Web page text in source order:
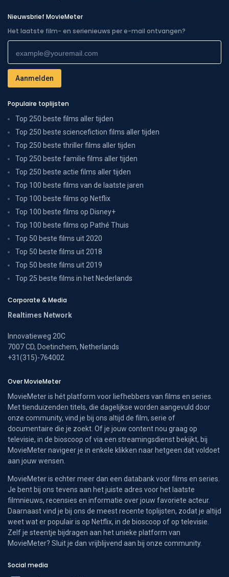
Nieuwsbrief MovieMeter
Het laatste film- en serienieuws per e-mail ontvangen?
Populaire toplijsten
Top 250 beste films aller tijden
Top 250 beste sciencefiction films aller tijden
Top 250 beste thriller films aller tijden
Top 250 beste familie films aller tijden
Top 250 beste actie films aller tijden
Top 100 beste films van de laatste jaren
Top 100 beste films op Netflix
Top 100 beste films op Disney+
Top 100 beste films op Pathé Thuis
Top 50 beste films uit 2020
Top 50 beste films uit 2018
Top 50 beste films uit 2019
Top 25 beste films in het Nederlands
Corporate & Media
Realtimes Network
Innovatieweg 20C
7007 CD, Doetinchem, Netherlands
+31(315)-764002
Over MovieMeter
MovieMeter is hét platform voor liefhebbers van films en series.
Met tienduizenden titels, die dagelijkse worden aangevuld door
onze community, vind je bij ons altijd de film, serie of
documentaire die je zoekt. Of je jouw content nou graag op
televisie, in de bioscoop of via een streamingsdienst bekijkt, bij
MovieMeter navigeer je in enkele klikken naar hetgeen dat voldoet
aan jouw wensen.
MovieMeter is echter meer dan een databank voor films en series.
Je bent bij ons tevens aan het juiste adres voor het laatste
filmnieuws, recensies en informatie over jouw favoriete acteur.
Daarnaast vind je bij ons de meest recente toplijsten, zodat je altijd
weet wat er populair is op Netflix, in de bioscoop of op televisie.
Zelf je steentje bijdragen aan het unieke platform van
MovieMeter? Sluit je dan vrijblijvend aan bij onze community.
Social media